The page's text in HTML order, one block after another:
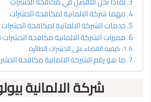
مهما شركة الالمانية لمكافحة الحشرات
خدمات الشركة الالمانية لمكافحة الحشرات
مميزات الشركة الالمانية مكافحة
كيفيه القضاء على الحشرات الطائرة
ما هو رقم الشركة الالمانية مكافحة
شركة الالمانية